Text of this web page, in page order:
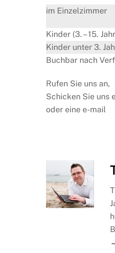
im Einzelzimmer
Kinder (3. – 15.
Kinder unter 3.
Buchbar nach
Rufen Sie uns an,
Schicken Sie uns
oder eine e-mail